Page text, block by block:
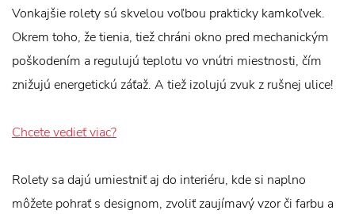
Vonkajšie rolety sú skvelou voľbou prakticky kamkoľvek.
Okrem toho, že tienia, tiež chráni okno pred mechanickým
poškodením a regulujú teplotu vo vnútri miestnosti, čím
znižujú energetickú záťaž. A tiež izolujú zvuk z rušnej ulice!
Chcete vedieť viac?
Rolety sa dajú umiestniť aj do interiéru, kde si naplno
môžete pohrať s designom, zvoliť zaujímavý vzor či farbu a